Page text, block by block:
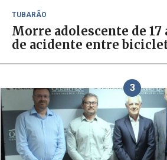
TUBARÃO
Morre adolescente de
de acidente entre
3